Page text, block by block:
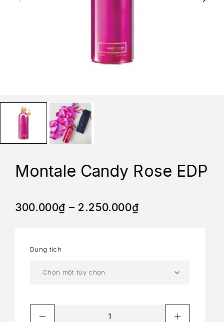
Montale Candy Rose EDP
300.000₫ – 2.250.000₫
Dung tích